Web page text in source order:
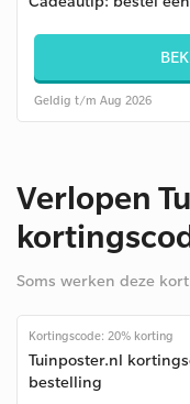
Geldig t/m Aug 2026
Verlopen
Soms werken deze
Kortingscode: 20% korting
Tuinposter.nl
bestelling